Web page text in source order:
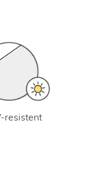
resistent